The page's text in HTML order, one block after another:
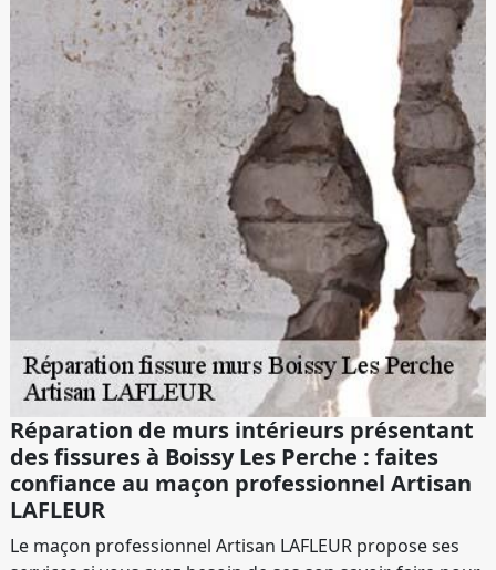
Réparation de murs intérieurs présentant
des fissures à Boissy Les Perche : faites
confiance au maçon professionnel Artisan
LAFLEUR
Le maçon professionnel Artisan LAFLEUR propose ses